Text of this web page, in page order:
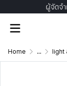
ผู้จัดจ
Home ... light